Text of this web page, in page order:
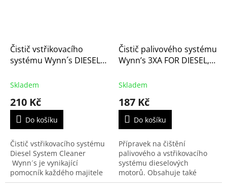
Čistič vstřikovacího
systému Wynn´s DIESEL
(PN46751)
Skladem
210 Kč
Do košíku
Čistič vstřikovacího systému
Diesel System Cleaner
Wynn´s je vynikající
pomocník každého majitele
naftového auta, protože
Čistič palivového systému
Wynn’s 3XA FOR DIESEL,
Skladem
187 Kč
Do košíku
Přípravek na čištění
palivového a vstřikovacího
systému dieselových
motorů. Obsahuje také
aditiva zlepšující spalování.